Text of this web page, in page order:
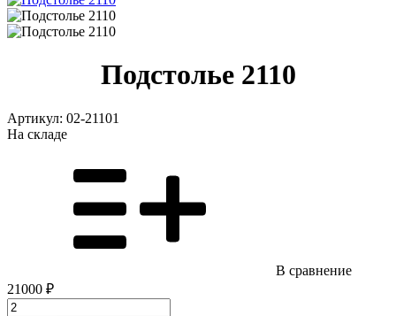
Подстолье 2110
Артикул: 02-21101
На складе
В сравнение
21000 ₽